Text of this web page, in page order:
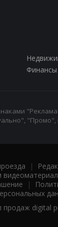
Финансы
"Промо",
|
|
продаж digital